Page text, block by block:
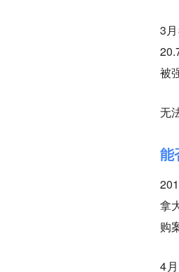
3
被
无
能
拿
购
4